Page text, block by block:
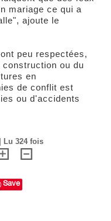
mariage ce qui a
ajoute le
peu respectées,
ou du
en
de conflit est
ou d'accidents
Lu 324 fois
Save